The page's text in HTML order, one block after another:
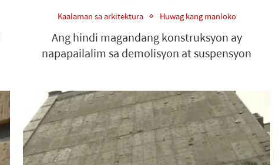
Kaalaman sa arkitektura Huwag kang manloko
Ang hindi magandang konstruksyon ay
napapailalim sa demolisyon at suspensyon